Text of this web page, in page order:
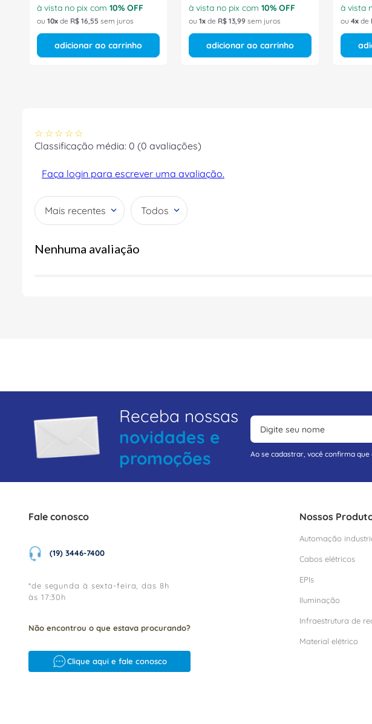
à vista no pix com 10% OFF
ou 10 de R$ 16,55 sem juros
adicionar ao carrinho
à vista no pix com 10% OFF
ou 1 de R$ 13,99 sem juros
adicionar ao carrinho
à vista
ou 4 de
☆ ☆ ☆ ☆ ☆
Classificação média: 0 (0 avaliações)
Faça login para escrever uma avaliação.
Mais recentes Todos
Nenhuma avaliação
Receba nossas
novidades e
promoções
Ao se cadastrar, você confirma que
Fale conosco
(19) 3446-7400
*de segunda à sexta-feira, das 8h
às 17:30h
Não encontrou o que estava procurando?
Clique aqui e fale conosco
Nossos
Automação
Cabos elétricos
EPIs
Iluminação
Infraestrutura de
Material elétrico